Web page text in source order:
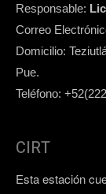
Responsable:
Correo
Domicilio:
Pue.
Teléfono:
CIRT
Esta estación